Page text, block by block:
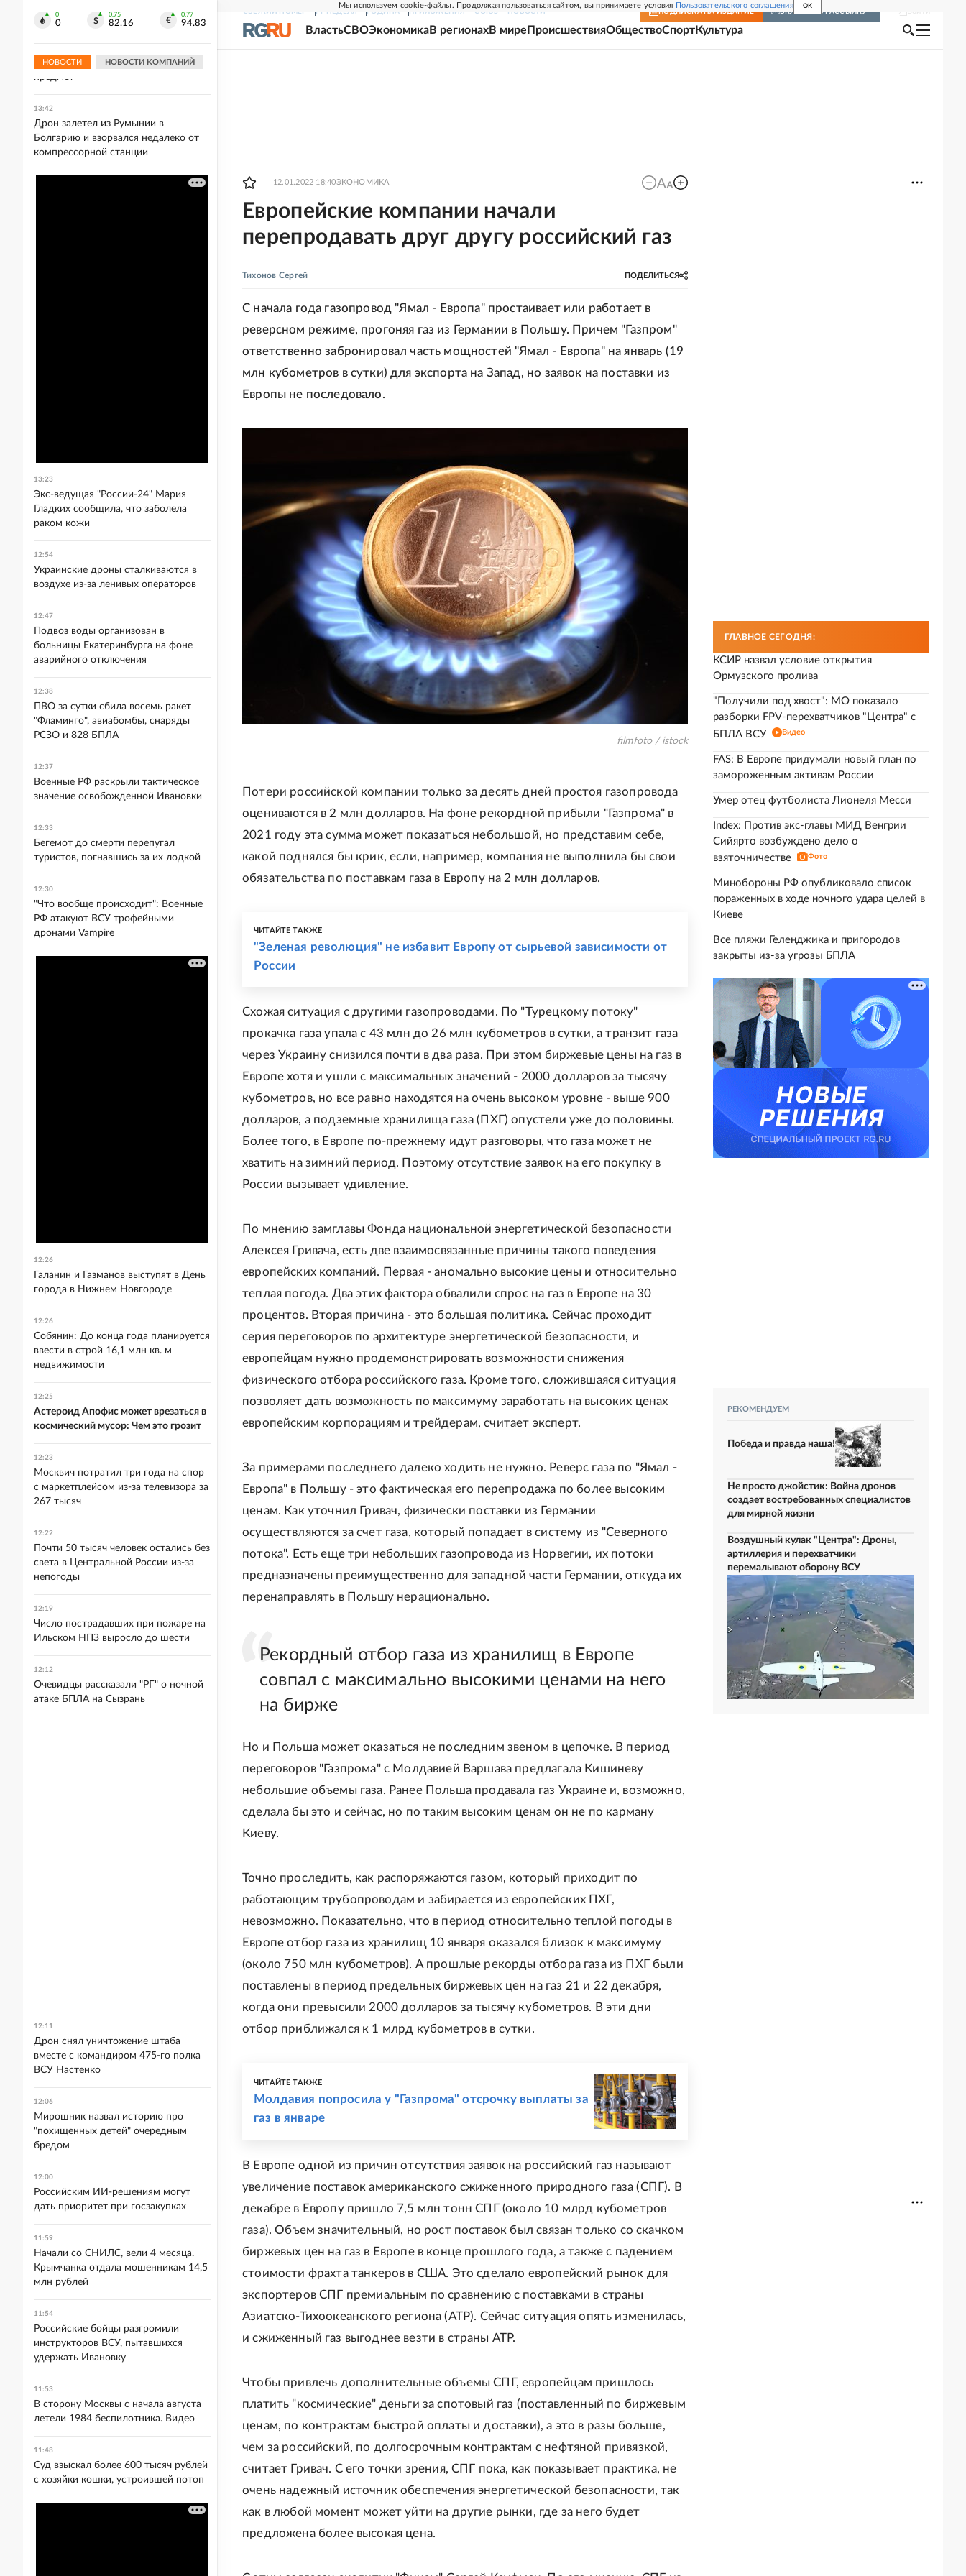
Мы используем cookie-файлы. Продолжая пользоваться сайтом, вы принимаете условия Пользовательского соглашения OK
СВЕЖИЙ НОМЕР РГ-НЕДЕЛЯ РОДИНА ПРИЛОЖЕНИЯ СОЮЗ НОВОСТИ ПОДПИСКА НА ИЗДАНИЕ ВКЛЮЧИТЬ РАССЫЛКУ
ВластьСВОЭкономикаВ регионахВ мире ПроисшествияОбществоСпортКультура
12.01.2022 18:40ЭКОНОМИКА
Европейские компании начали
перепродавать друг другу российский газ
Тихонов Сергей ПОДЕЛИТЬСЯ
С начала года газопровод "Ямал - Европа" простаивает или работает в
реверсном режиме, прогоняя газ из Германии в Польшу. Причем "Газпром"
ответственно забронировал часть мощностей "Ямал - Европа" на январь (19
млн кубометров в сутки) для экспорта на Запад, но заявок на поставки из
Европы не последовало.
filmfoto / istock
Потери российской компании только за десять дней простоя газопровода
оцениваются в 2 млн долларов. На фоне рекордной прибыли "Газпрома" в
2021 году эта сумма может показаться небольшой, но представим себе,
какой поднялся бы крик, если, например, компания не выполнила бы свои
обязательства по поставкам газа в Европу на 2 млн долларов.
ЧИТАЙТЕ ТАКЖЕ
"Зеленая революция" не избавит Европу от сырьевой зависимости от
России
Схожая ситуация с другими газопроводами. По "Турецкому потоку"
прокачка газа упала с 43 млн до 26 млн кубометров в сутки, а транзит газа
через Украину снизился почти в два раза. При этом биржевые цены на газ в
Европе хотя и ушли с максимальных значений - 2000 долларов за тысячу
кубометров, но все равно находятся на очень высоком уровне - выше 900
долларов, а подземные хранилища газа (ПХГ) опустели уже до половины.
Более того, в Европе по-прежнему идут разговоры, что газа может не
хватить на зимний период. Поэтому отсутствие заявок на его покупку в
России вызывает удивление.
По мнению замглавы Фонда национальной энергетической безопасности
Алексея Гривача, есть две взаимосвязанные причины такого поведения
европейских компаний. Первая - аномально высокие цены и относительно
теплая погода. Два этих фактора обвалили спрос на газ в Европе на 30
процентов. Вторая причина - это большая политика. Сейчас проходит
серия переговоров по архитектуре энергетической безопасности, и
европейцам нужно продемонстрировать возможности снижения
физического отбора российского газа. Кроме того, сложившаяся ситуация
позволяет дать возможность по максимуму заработать на высоких ценах
европейским корпорациям и трейдерам, считает эксперт.
За примерами последнего далеко ходить не нужно. Реверс газа по "Ямал -
Европа" в Польшу - это фактическая его перепродажа по более высоким
ценам. Как уточнил Гривач, физически поставки из Германии
осуществляются за счет газа, который попадает в систему из "Северного
потока". Есть еще три небольших газопровода из Норвегии, их потоки
предназначены преимущественно для западной части Германии, откуда их
перенаправлять в Польшу нерационально.
Рекордный отбор газа из хранилищ в Европе
совпал с максимально высокими ценами на него
на бирже
Но и Польша может оказаться не последним звеном в цепочке. В период
переговоров "Газпрома" с Молдавией Варшава предлагала Кишиневу
небольшие объемы газа. Ранее Польша продавала газ Украине и, возможно,
сделала бы это и сейчас, но по таким высоким ценам он не по карману
Киеву.
Точно проследить, как распоряжаются газом, который приходит по
работающим трубопроводам и забирается из европейских ПХГ,
невозможно. Показательно, что в период относительно теплой погоды в
Европе отбор газа из хранилищ 10 января оказался близок к максимуму
(около 750 млн кубометров). А прошлые рекорды отбора газа из ПХГ были
поставлены в период предельных биржевых цен на газ 21 и 22 декабря,
когда они превысили 2000 долларов за тысячу кубометров. В эти дни
отбор приближался к 1 млрд кубометров в сутки.
ЧИТАЙТЕ ТАКЖЕ
Молдавия попросила у "Газпрома" отсрочку выплаты за
газ в январе
В Европе одной из причин отсутствия заявок на российский газ называют
увеличение поставок американского сжиженного природного газа (СПГ). В
декабре в Европу пришло 7,5 млн тонн СПГ (около 10 млрд кубометров
газа). Объем значительный, но рост поставок был связан только со скачком
биржевых цен на газ в Европе в конце прошлого года, а также с падением
стоимости фрахта танкеров в США. Это сделало европейский рынок для
экспортеров СПГ премиальным по сравнению с поставками в страны
Азиатско-Тихоокеанского региона (АТР). Сейчас ситуация опять изменилась,
и сжиженный газ выгоднее везти в страны АТР.
Чтобы привлечь дополнительные объемы СПГ, европейцам пришлось
платить "космические" деньги за спотовый газ (поставленный по биржевым
ценам, по контрактам быстрой оплаты и доставки), а это в разы больше,
чем за российский, по долгосрочным контрактам с нефтяной привязкой,
считает Гривач. С его точки зрения, СПГ пока, как показывает практика, не
очень надежный источник обеспечения энергетической безопасности, так
как в любой момент может уйти на другие рынки, где за него будет
предложена более высокая цена.
ГЛАВНОЕ СЕГОДНЯ:
КСИР назвал условие открытия
Ормузского пролива
"Получили под хвост": МО показало
разборки FPV-перехватчиков "Центра" с
БПЛА ВСУ
Видео
FAS: В Европе придумали новый план по
замороженным активам России
Умер отец футболиста Лионеля Месси
Index: Против экс-главы МИД Венгрии
Сийярто возбуждено дело о
взяточничестве
Фото
Минобороны РФ опубликовало список
пораженных в ходе ночного удара целей в
Киеве
Все пляжи Геленджика и пригородов
закрыты из-за угрозы БПЛА
РЕКОМЕНДУЕМ
Победа и правда наша!
Не просто джойстик: Война дронов
создает востребованных специалистов
для мирной жизни
Воздушный кулак "Центра": Дроны,
артиллерия и перехватчики
перемалывают оборону ВСУ
0
0
0.75
82.16
0.77
94.83
НОВОСТИ НОВОСТИ КОМПАНИЙ
извлекли из бойца взрывоопасный
предмет
13:42
Дрон залетел из Румынии в
Болгарию и взорвался недалеко от
компрессорной станции
13:23
Экс-ведущая "России-24" Мария
Гладких сообщила, что заболела
раком кожи
12:54
Украинские дроны сталкиваются в
воздухе из-за ленивых операторов
12:47
Подвоз воды организован в
больницы Екатеринбурга на фоне
аварийного отключения
12:38
ПВО за сутки сбила восемь ракет
"Фламинго", авиабомбы, снаряды
РСЗО и 828 БПЛА
12:37
Военные РФ раскрыли тактическое
значение освобожденной Ивановки
12:33
Бегемот до смерти перепугал
туристов, погнавшись за их лодкой
12:30
"Что вообще происходит": Военные
РФ атакуют ВСУ трофейными
дронами Vampire
12:26
Галанин и Газманов выступят в День
города в Нижнем Новгороде
12:26
Собянин: До конца года планируется
ввести в строй 16,1 млн кв. м
недвижимости
12:25
Астероид Апофис может врезаться в
космический мусор: Чем это грозит
12:23
Москвич потратил три года на спор
с маркетплейсом из-за телевизора за
267 тысяч
12:22
Почти 50 тысяч человек остались без
света в Центральной России из-за
непогоды
12:19
Число пострадавших при пожаре на
Ильском НПЗ выросло до шести
12:12
Очевидцы рассказали "РГ" о ночной
атаке БПЛА на Сызрань
12:11
Дрон снял уничтожение штаба
вместе с командиром 475-го полка
ВСУ Настенко
12:06
Мирошник назвал историю про
"похищенных детей" очередным
бредом
12:00
Российским ИИ-решениям могут
дать приоритет при госзакупках
11:59
Начали со СНИЛС, вели 4 месяца.
Крымчанка отдала мошенникам 14,5
млн рублей
11:54
Российские бойцы разгромили
инструкторов ВСУ, пытавшихся
удержать Ивановку
11:53
В сторону Москвы с начала августа
летели 1984 беспилотника. Видео
11:48
Суд взыскал более 600 тысяч рублей
с хозяйки кошки, устроившей потоп